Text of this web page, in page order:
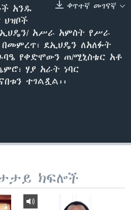
ቀጥተኛ መገናኛ
አንዱ
ህዝቦች
አሥራ አምስት የሥራ
ደኢህዴን ለአለፉት
የቀድሞውን ጠ/ሚኒስቴር አቶ
ሃያ አራት ነባር
ተገልጿል፡፡
ክፍሎች